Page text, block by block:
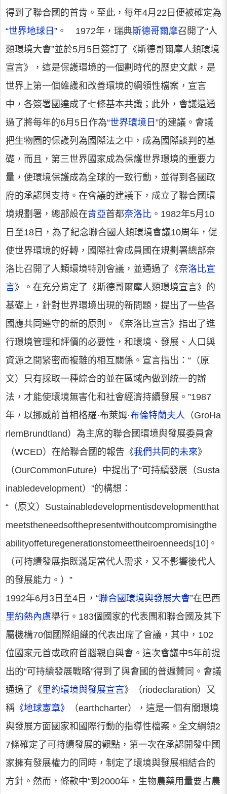
得到了聯合國的首肯。至此，每年4月22日便被確定為
“世界地球日 ”。 1972年，瑞典斯德哥爾摩召開了“人
類環境大會”並於5月5日簽訂了《斯德哥爾摩人類環境
宣言》，這是保護環境的一個劃時代的歷史文獻，是
世界上第一個維護和改善環境的綱領性檔案，宣言
中，各簽署國達成了七條基本共識；此外，會議還通
過了將每年的6月5日作為“世界環境日 ”的建議。會議
把生物圈的保護列為國際法之中，成為國際談判的基
礎，而且，第三世界國家成為保護世界環境的重要力
量，使環境保護成為全球的一致行動，並得到各國政
府的承認與支持。在會議的建議下，成立了聯合國環
境規劃署，總部設在肯亞首都奈洛比 。1982年5月10
日至18日，為了紀念聯合國人類環境會議10周年，促
使世界環境的好轉，國際社會成員國在規劃署總部奈
洛比召開了人類環境特別會議，並通過了《奈洛比宣
言》。在充分肯定了《斯德哥爾摩人類環境宣言》的
基礎上，針對世界環境出現的新問題，提出了一些各
國應共同遵守的新的原則。《奈洛比宣言》指出了進
行環境管理和評價的必要性，和環境、發展、人口與
資源之間緊密而複雜的相互關係。宣言指出：“（原
文）只有採取一種綜合的並在區域內做到統一的辦
法，才能使環境無害化和社會經濟持續發展。”1987
年，以挪威前首相格羅·布萊姆·布倫特蘭夫人 （GroHa
rlemBrundtland）為主席的聯合國環境與發展委員會
（WCED）在給聯合國的報告《我們共同的未來》
（OurCommonFuture）中提出了“可持續發展（Susta
inabledevelopment）”的構想：
“（原文）Sustainabledevelopmentisdevelopmentthat
meetstheneedsofthepresentwithoutcompromisingthe
abilityoffeturegenerationstomeettheiroenneeds[10]。
（可持續發展指既滿足當代人需求，又不影響後代人
的發展能力。）”
1992年6月3日至4日，“聯合國環境與發展大會”在巴西
里約熱內盧舉行。183個國家的代表團和聯合國及其下
屬機構70個國際組織的代表出席了會議，其中，102
位國家元首或政府首腦親自與會。這次會議中5年前提
出的“可持續發展戰略”得到了與會國的普遍贊同。會議
通過了《里約環境與發展宣言》（riodeclaration）又
稱 《地球憲章》
（earthcharter），這是一個有關環境
與發展方面國家和國際行動的指導性檔案。全文綱領2
7條確定了可持續發展的觀點，第一次在承認開發中國
家擁有發展權力的同時，制定了環境與發展相結合的
方針。然而，條款中“到2000年，生物農藥用量要占農